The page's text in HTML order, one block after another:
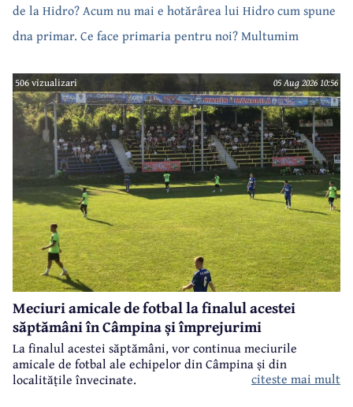
de la Hidro? Acum nu mai e hotărârea lui Hidro cum spune
dna primar. Ce face primaria pentru noi? Multumim
506 vizualizari 05 Aug 2026 10:56
Meciuri amicale de fotbal la finalul acestei
săptămâni în Câmpina și împrejurimi
La finalul acestei săptămâni, vor continua meciurile
amicale de fotbal ale echipelor din Câmpina și din
localitățile învecinate.
citeste mai mult